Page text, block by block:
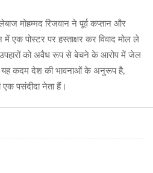
मोहम्मद रिजवान ने पूर्व कप्तान और
एक पोस्टर पर हस्ताक्षर कर विवाद मोल ले
उपहारों को अवैध रूप से बेचने के आरोप में जेल
यह कदम देश की भावनाओं के अनुरूप है,
एक पसंदीदा नेता हैं।